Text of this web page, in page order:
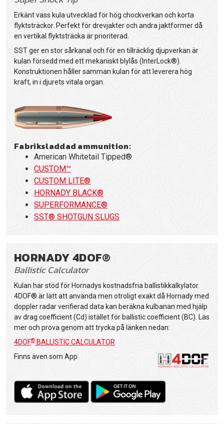
Erkänt vass kula utvecklad för hög chockverkan och korta
flyktsträckor. Perfekt för drevjakter och andra jaktformer då
en vertikal flyktsträcka är prioriterad.
SST ger en stor sårkanal och för en tillräcklig djupverkan är
kulan försedd med ett mekaniskt blylås (InterLock®).
Konstruktionen håller samman kulan för att leverera hög
kraft, in i djurets vitala organ.
Fabriksladdad ammunition:
American Whitetail Tipped®
CUSTOM™
CUSTOM LITE®
HORNADY BLACK®
SUPERFORMANCE®
SST® SHOTGUN SLUGS
HORNADY 4DOF®
Ballistic Calculator
Kulan har stöd för Hornadys kostnadsfria ballistikkalkylator.
4DOF® är lätt att använda men otroligt exakt då Hornady med
doppler radar verifierad data kan beräkna kulbanan med hjälp
av drag coefficient (Cd) istället för ballistic coefficient (BC). Läs
mer och prova genom att trycka på länken nedan:
4DOF® BALLISTIC CALCULATOR
Finns även som App